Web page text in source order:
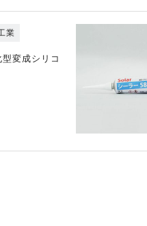
業
変成シリコ